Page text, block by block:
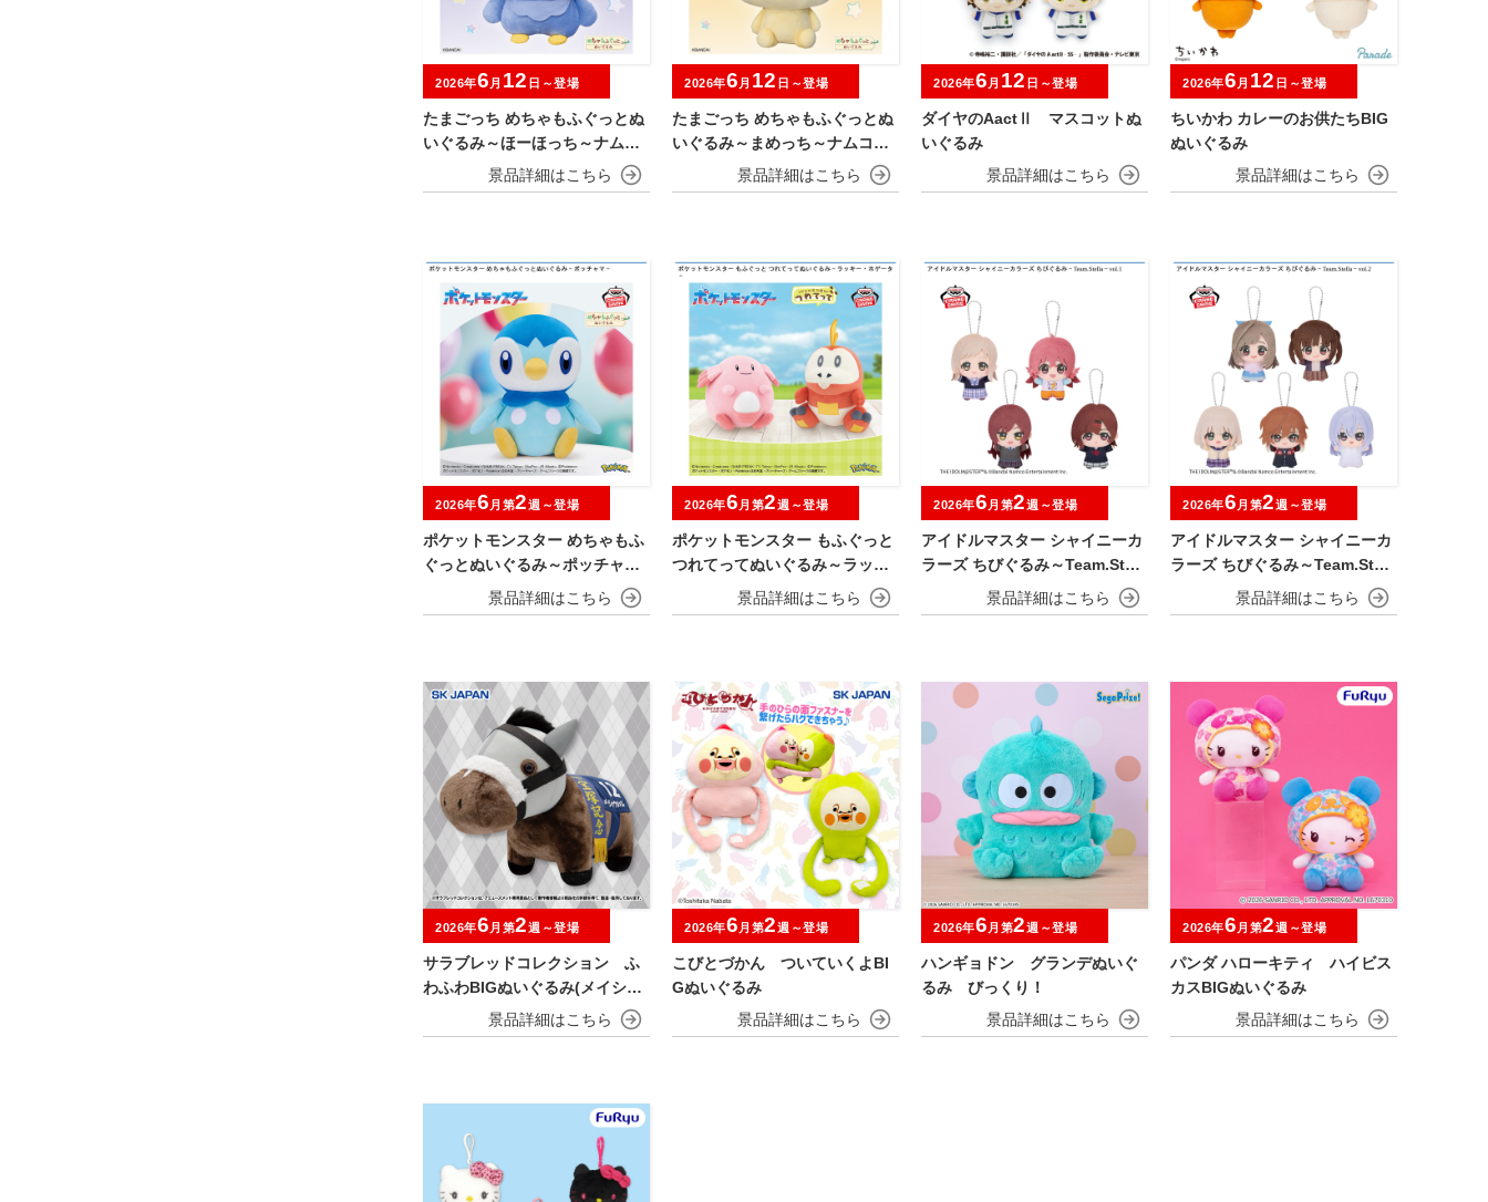
たまごっち めちゃもふぐっとぬ
いぐるみ～ほーほっち～ナムコ
キャンペーン
2026年6 月 12 日～登場
たまごっち めちゃもふぐっとぬ
いぐるみ～まめっち～ナムコキ
ャンペーン
2026年6 月 12 日～登場
ダイヤのAactⅡ マスコットぬ
いぐるみ
2026年6 月 12 日～登場
ちいかわ カレーのお供たちBIG
ぬいぐるみ
2026年6 月 12 日～登場
ポケットモンスター めちゃもふ
ぐっとぬいぐるみ～ポッチャマ
2026年6 月第2週～登場
ポケットモンスター もふぐっと
つれてってぬいぐるみ～ラッキ
ー・ホゲータ～
2026年6 月第2週～登場
アイドルマスター シャイニーカ
ラーズ ちびぐるみ～Team.Stell
2026年6 月第2週～登場
アイドルマスター シャイニーカ
ラーズ ちびぐるみ～Team.Stell
2026年6 月第2週～登場
サラブレッドコレクション ふ
わふわBIGぬいぐるみ(メイショ
2026年6 月第2週～登場
こびとづかん ついていくよBI
Gぬいぐるみ
2026年6 月第2週～登場
ハンギョドン グランデぬいぐ
るみ びっくり！
2026年6 月第2週～登場
パンダ ハローキティ ハイビス
カスBIGぬいぐるみ
2026年6 月第2週～登場